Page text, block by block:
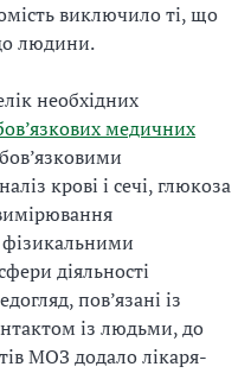
виключило ті, що
людини.
необхідних
медичних
крові і сечі, глюкоза
фізикальними
діяльності
пов’язані із
із людьми, до
МОЗ додало лікаря-